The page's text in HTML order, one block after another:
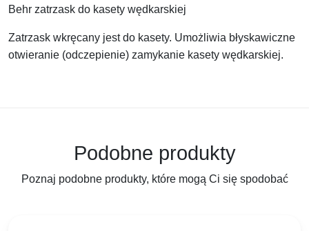
Behr zatrzask do kasety wędkarskiej
Zatrzask wkręcany jest do kasety. Umożliwia błyskawiczne
otwieranie (odczepienie) zamykanie kasety wędkarskiej.
Podobne produkty
Poznaj podobne produkty, które mogą Ci się spodobać